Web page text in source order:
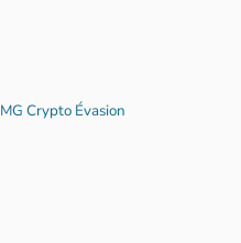
MG Crypto Évasion